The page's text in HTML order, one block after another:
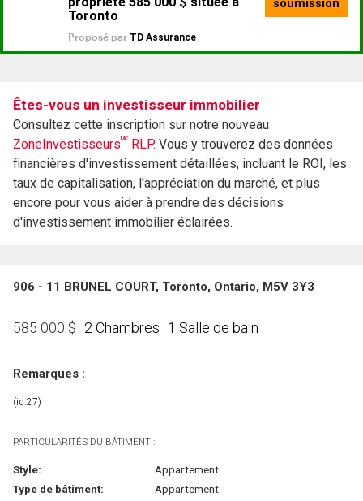
Êtes-vous un investisseur immobilier
Consultez cette inscription sur notre nouveau
ZoneInvestisseursMC RLP. Vous y trouverez des données
financières d'investissement détaillées, incluant le ROI, les
taux de capitalisation, l'appréciation du marché, et plus
encore pour vous aider à prendre des décisions
d'investissement immobilier éclairées.
906 - 11 BRUNEL COURT, Toronto, Ontario, M5V 3Y3
585 000 $ 2 Chambres 1 Salle de bain
Remarques :
(id:27)
PARTICULARITÉS DU BÂTIMENT :
Style:
Appartement
Type de bâtiment:
Appartement